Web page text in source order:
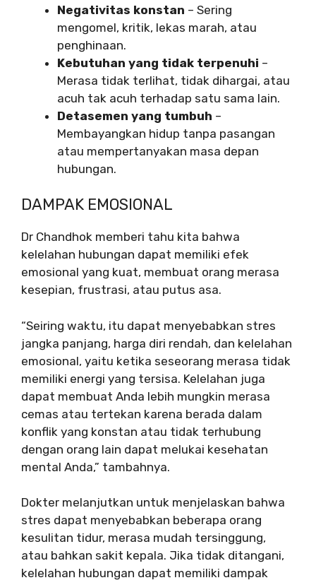
Negativitas konstan – Sering
mengomel, kritik, lekas marah, atau
penghinaan.
Kebutuhan yang tidak terpenuhi –
Merasa tidak terlihat, tidak dihargai, atau
acuh tak acuh terhadap satu sama lain.
Detasemen yang tumbuh –
Membayangkan hidup tanpa pasangan
atau mempertanyakan masa depan
hubungan.
DAMPAK EMOSIONAL
Dr Chandhok memberi tahu kita bahwa
kelelahan hubungan dapat memiliki efek
emosional yang kuat, membuat orang merasa
kesepian, frustrasi, atau putus asa.
“Seiring waktu, itu dapat menyebabkan stres
jangka panjang, harga diri rendah, dan kelelahan
emosional, yaitu ketika seseorang merasa tidak
memiliki energi yang tersisa. Kelelahan juga
dapat membuat Anda lebih mungkin merasa
cemas atau tertekan karena berada dalam
konflik yang konstan atau tidak terhubung
dengan orang lain dapat melukai kesehatan
mental Anda,” tambahnya.
Dokter melanjutkan untuk menjelaskan bahwa
stres dapat menyebabkan beberapa orang
kesulitan tidur, merasa mudah tersinggung,
atau bahkan sakit kepala. Jika tidak ditangani,
kelelahan hubungan dapat memiliki dampak